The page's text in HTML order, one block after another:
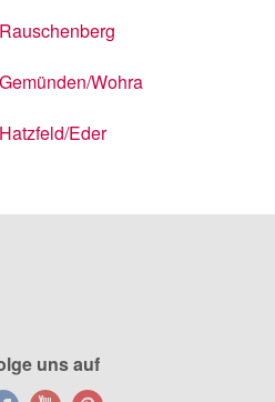
Rauschenberg
Gemünden/Wohra
Hatzfeld/Eder
uns auf